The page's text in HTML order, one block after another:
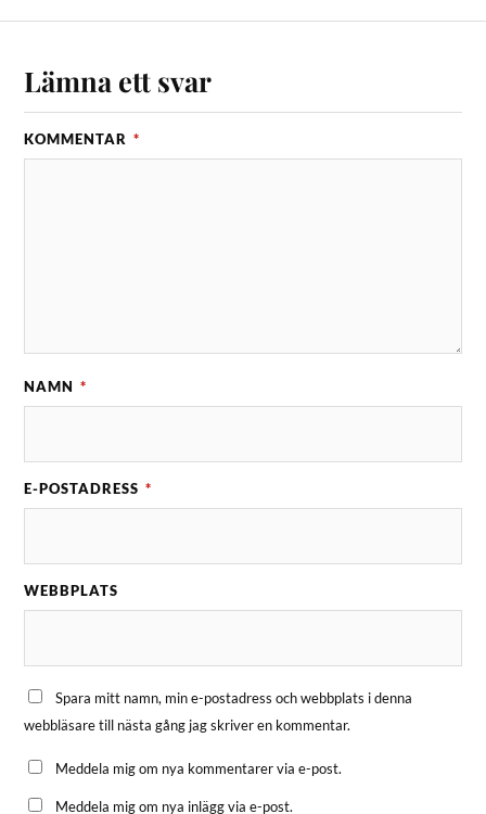
Lämna ett svar
KOMMENTAR *
NAMN *
E-POSTADRESS *
WEBBPLATS
Spara mitt namn, min e-postadress och webbplats i denna
webbläsare till nästa gång jag skriver en kommentar.
Meddela mig om nya kommentarer via e-post.
Meddela mig om nya inlägg via e-post.